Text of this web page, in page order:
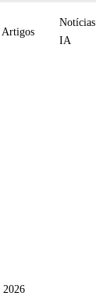
Artigos
Notícias
IA
2026